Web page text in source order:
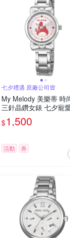
七夕禮遇 原廠公司貨
My Melody 美樂蒂 時
三針晶鑽女錶 七夕寵
送禮推薦-銀/27mm
WCI-R
$1,500
活動 券